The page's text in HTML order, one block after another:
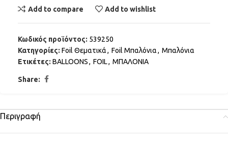
Add to compare Add to wishlist
Κωδικός προϊόντος: 539250
Κατηγορίες: Foil Θεματικά, Foil Μπαλόνια, Μπαλόνια
Ετικέτες: BALLOONS, FOIL, ΜΠΑΛΟΝΙΑ
Share:
Περιγραφή